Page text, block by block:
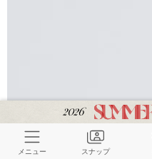
メニュー スナップ